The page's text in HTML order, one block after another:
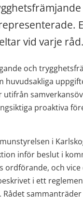
vid varje råd.
och
huvudsakliga
proaktiva
i
inför beslut i
och
i ett